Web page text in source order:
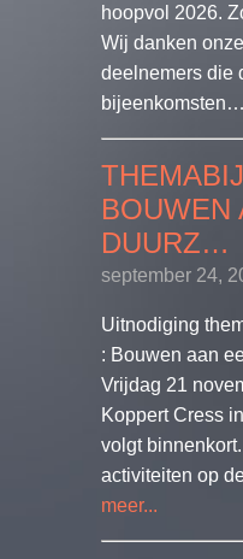
hoopvol 2026.
Wij danken
deelnemers die
bijeenkomsten…
BOUWEN
DUURZ…
september 24,
Uitnodiging
: Bouwen aan
Vrijdag 21
Koppert Cress
volgt
activiteiten op
meer...